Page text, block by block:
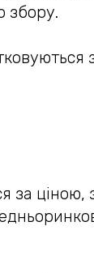
збору.
за ціною,